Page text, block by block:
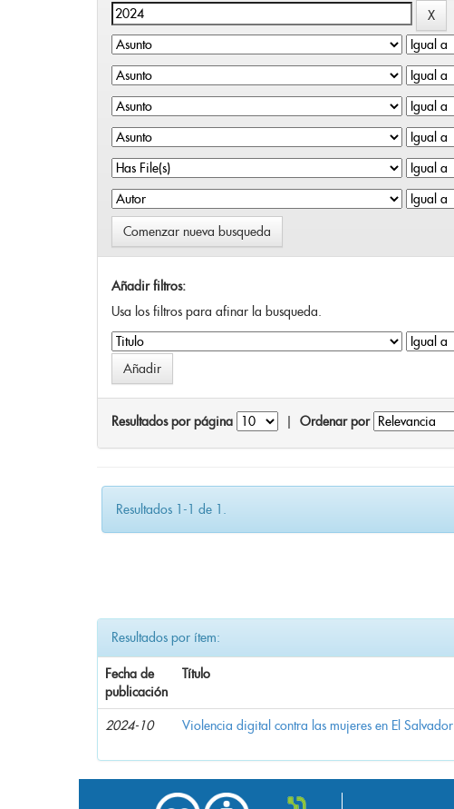
Comenzar nueva busqueda
Añadir filtros:
Usa los filtros para afinar la busqueda.
Resultados por página Ordenar por
Resultados 1-1 de 1.
Resultados por ítem:
Fecha de
publicación
Título
2024-10 Violencia digital contra las mujeres en El Salvador